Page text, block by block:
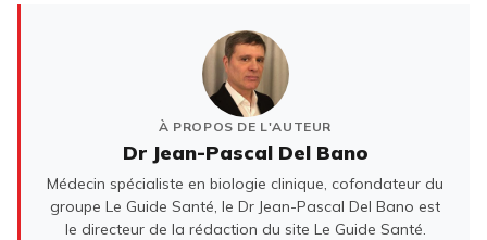
À PROPOS DE L'AUTEUR
Dr Jean-Pascal Del Bano
Médecin spécialiste en biologie clinique, cofondateur du
groupe Le Guide Santé, le Dr Jean-Pascal Del Bano est
le directeur de la rédaction du site Le Guide Santé.